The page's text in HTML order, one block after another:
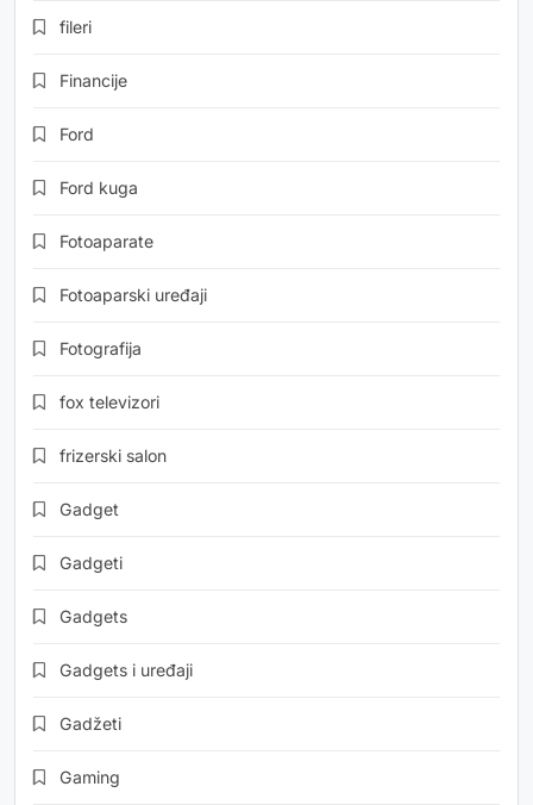
fileri
Financije
Ford
Ford kuga
Fotoaparate
Fotoaparski uređaji
Fotografija
fox televizori
frizerski salon
Gadget
Gadgeti
Gadgets
Gadgets i uređaji
Gadžeti
Gaming